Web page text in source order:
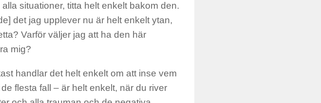
situationer, titta helt enkelt bakom den.
det jag upplever nu är helt enkelt ytan,
Varför väljer jag att ha den här
mig?
handlar det helt enkelt om att inse vem
flesta fall – är helt enkelt, när du river